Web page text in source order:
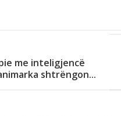
me inteligjencë
shtrëngon...